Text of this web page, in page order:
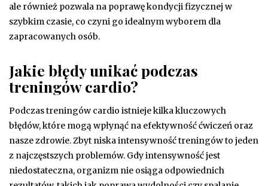
ale również pozwala na poprawę kondycji fizycznej w
szybkim czasie, co czyni go idealnym wyborem dla
zapracowanych osób.
Jakie błędy unikać podczas
treningów cardio?
Podczas treningów cardio istnieje kilka kluczowych
błędów, które mogą wpłynąć na efektywność ćwiczeń oraz
nasze zdrowie. Zbyt niska intensywność treningów to jeden
z najczęstszych problemów. Gdy intensywność jest
niedostateczna, organizm nie osiąga odpowiednich